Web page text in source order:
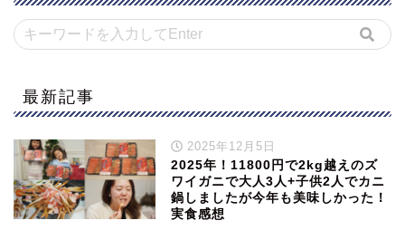
最新記事
2025年12月5日
2025年！11800円で2kg越えのズ
ワイガニで大人3人+子供2人でカニ
鍋しましたが今年も美味しかった！
実食感想